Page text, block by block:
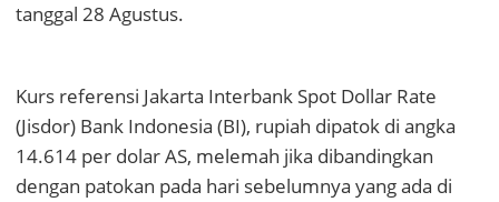
tanggal 28 Agustus.
Kurs referensi Jakarta Interbank Spot Dollar Rate
(Jisdor) Bank Indonesia (BI), rupiah dipatok di angka
14.614 per dolar AS, melemah jika dibandingkan
dengan patokan pada hari sebelumnya yang ada di